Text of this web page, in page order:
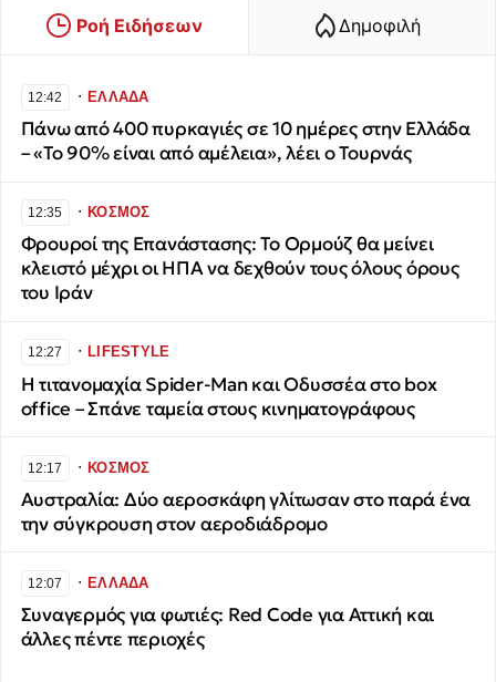
Ροή Ειδήσεων Δημοφιλή
12:42 ∙ΕΛΛΑΔΑ
Πάνω από 400 πυρκαγιές σε 10 ημέρες στην Ελλάδα
– «Το 90% είναι από αμέλεια», λέει ο Τουρνάς
12:35 ∙ΚΟΣΜΟΣ
Φρουροί της Επανάστασης: Το Ορμούζ θα μείνει
κλειστό μέχρι οι ΗΠΑ να δεχθούν τους όλους όρους
του Ιράν
12:27 ∙LIFESTYLE
Η τιτανομαχία Spider-Man και Οδυσσέα στο box
office – Σπάνε ταμεία στους κινηματογράφους
12:17 ∙ΚΟΣΜΟΣ
Αυστραλία: Δύο αεροσκάφη γλίτωσαν στο παρά ένα
την σύγκρουση στον αεροδιάδρομο
12:07 ∙ΕΛΛΑΔΑ
Συναγερμός για φωτιές: Red Code για Αττική και
άλλες πέντε περιοχές